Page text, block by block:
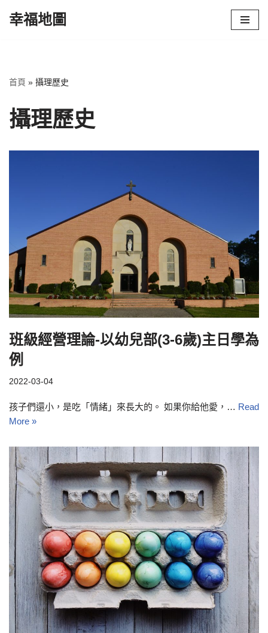
幸福地圖
首頁 » 攝理歷史
攝理歷史
班級經營理論-以幼兒部(3-6歲)主日學為
例
2022-03-04
孩子們還小，是吃「情緒」來長大的。 如果你給他愛，… Read
More »